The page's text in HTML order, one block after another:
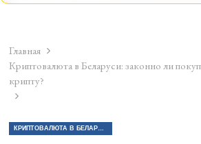
Главная
Криптовалюта в Беларуси: законно ли
крипту?
КРИПТОВАЛЮТА В БЕЛАРУСИ: ЗАКОННО ЛИ ПОКУПАТЬ, ПРОДАВАТЬ КРИПТУ?